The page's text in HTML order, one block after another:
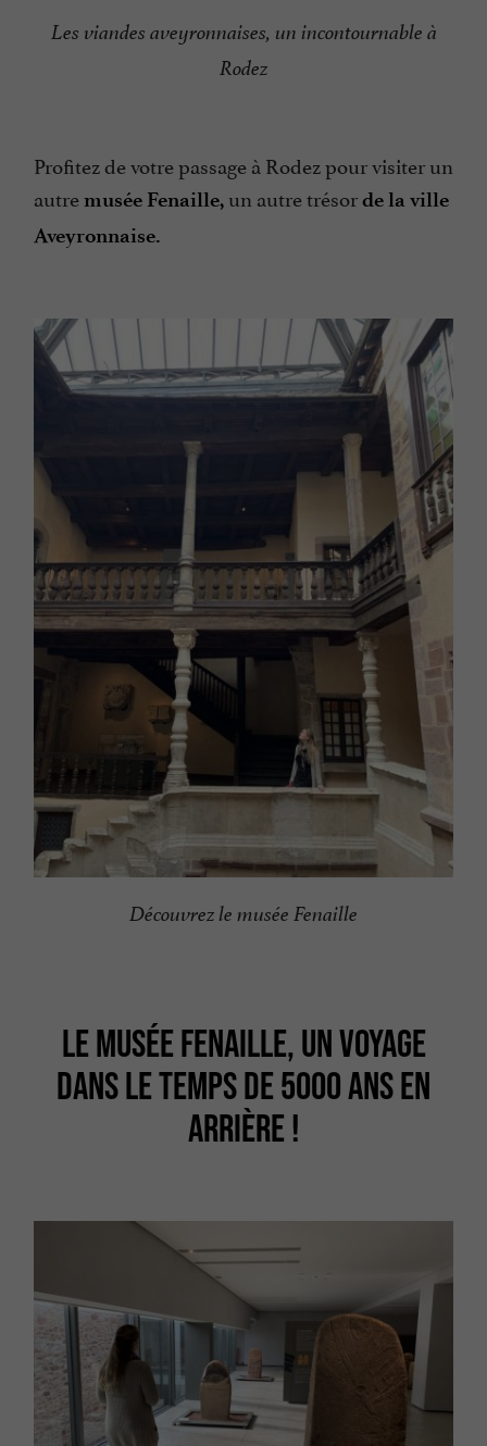
Les viandes aveyronnaises, un incontournable à
Rodez
Profitez de votre passage à Rodez pour visiter un
autre musée Fenaille, un autre trésorde la ville
Aveyronnaise.
Découvrez le musée Fenaille
LE MUSÉE FENAILLE, UN VOYAGE
DANS LE TEMPS DE 5000 ANS EN
ARRIÈRE !